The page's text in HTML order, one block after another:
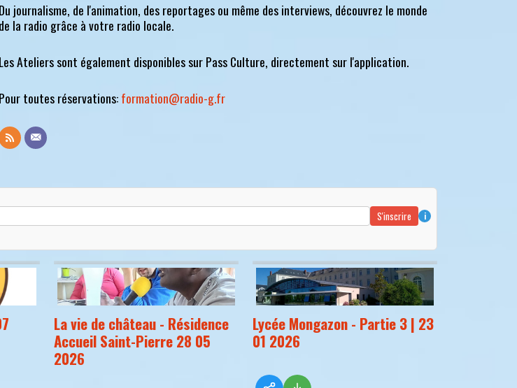
Du journalisme, de l'animation, des reportages ou même des interviews, découvrez le monde
de la radio grâce à votre radio locale.
Les Ateliers sont également disponibles sur Pass Culture, directement sur l'application.
Pour toutes réservations:formation@radio-g.fr
S'inscrire
i
La vie de château - Résidence
Accueil Saint-Pierre 28 05
2026
Lycée Mongazon - Partie 3 | 23
01 2026